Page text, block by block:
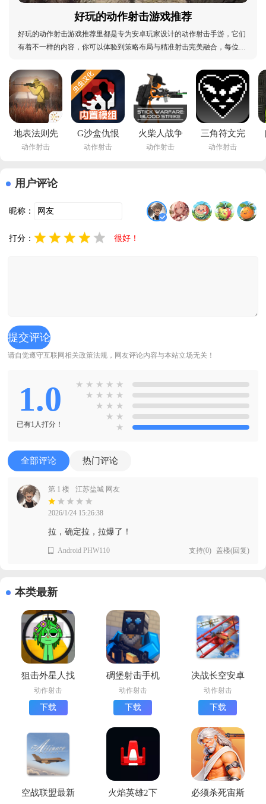
好玩的动作射击游戏推荐
好玩的动作射击游戏推荐里都是专为安卓玩家设计的动作射击手游，它们
有着不一样的内容，你可以体验到策略布局与精准射击完美融合，每位角
富技能为对战增添无限变数，玩家需在枪林弹雨中巧妙运用，体验团队协
作与个人操作的双重快感，热爱动作射击的你，快
地表法则先
遣者下载最
方版
动作射击
G沙盒仇恨
虫虫汉化内
动作射击
火柴人战争
复仇打击官
动作射击
三角符文完
整版
动作射击
用户评论
昵称：
打分： 很好！
请自觉遵守互联网相关政策法规，网友评论内容与本站立场无关！
1.0
已有1人打分！
★ ★ ★ ★ ★
★ ★ ★ ★
★ ★ ★
★ ★
★
全部评论 热门评论
第 1 楼 江苏盐城 网友
2026/1/24 15:26:38
拉，确定拉，拉爆了！
Android PHW110 支持(0) 盖楼(回复)
本类最新
狙击外星人找
到外星人最新
版(找到外星
人射击外星
动作射击
下载
碉堡射击手机
版下载
(BLOCKPOST
MOBILE安装
动作射击
下载
决战长空安卓
版下载
动作射击
下载
空战联盟最新
火焰英雄2下
必须杀死宙斯